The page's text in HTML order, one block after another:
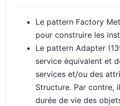
Le pattern Factory
pour construire les
Le pattern Adapter
service équivalent et
services et/ou des
Structure. Par contre,
durée de vie des